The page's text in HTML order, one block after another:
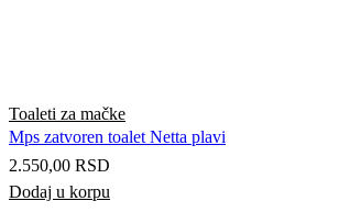
Toaleti za mačke
Mps zatvoren toalet Netta plavi
2.550,00 RSD
Dodaj u korpu